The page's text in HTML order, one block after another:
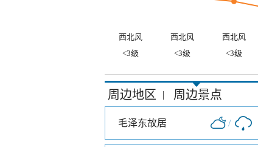
西北风 西北风 西北风
<3级
<3级 <3级
周边地区 | 周边景点
毛泽东故居 /